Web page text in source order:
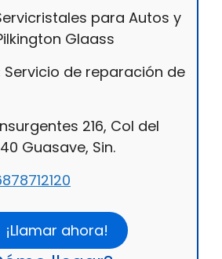
para Autos y
Glaass
Servicio de reparación de
216, Col del
Guasave, Sin.
¡Llamar ahora!